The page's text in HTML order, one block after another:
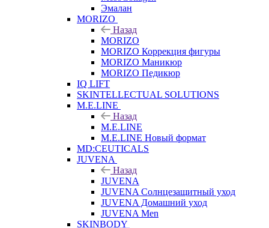
Эмалан
MORIZO
Назад
MORIZO
MORIZO Коррекция фигуры
MORIZO Маникюр
MORIZO Педикюр
IQ LIFT
SKINTELLECTUAL SOLUTIONS
M.E.LINE
Назад
M.E.LINE
M.E.LINE Новый формат
MD:CEUTICALS
JUVENA
Назад
JUVENA
JUVENA Солнцезащитный уход
JUVENA Домашний уход
JUVENA Men
SKINBODY